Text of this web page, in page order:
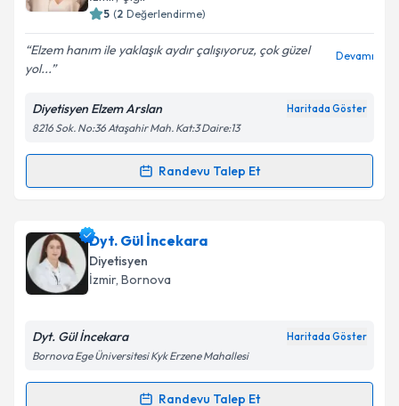
Kişisel verilerimin işlenmesine ilişkin
Aydınlatma
Metni'ni okudum ve kişisel verilerimin belirtilen
kapsamda işlenmesini kabul ediyorum.
5 (2 Değerlendirme)
Elzem hanım ile yaklaşık aydır çalışıyoruz, çok güzel
yol...
Devamı
Diyetisyen Elzem Arslan Haritada Göster
8216 Sok. No:36 Ataşahir Mah. Kat:3 Daire:13
Randevu Talep Et
Randevu Takvimi Talebi
Dyt. Elzem Arslaniçin randevu takvimi talebi
oluşturun. Size bu uzmandan randevu almanız için bir
takvim hazırlandığında e-posta ile bilgilendireceğiz.
Kişisel verilerimin işlenmesine ilişkin
Dyt. Gül İncekara
Diyetisyen
İzmir, Bornova
Dyt. Gül İncekara Haritada Göster
Bornova Ege Üniversitesi Kyk Erzene Mahallesi
Randevu Talep Et